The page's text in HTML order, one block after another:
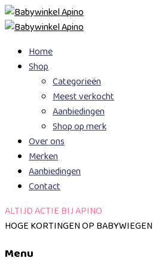
Skip Home
Shop
Categorieën
Meest verkocht
Aanbiedingen
Shop op merk
Over ons
Merken
Aanbiedingen
Contact
ALTIJD ACTIE BIJ APINO
HOGE KORTINGEN OP BABYWIEGEN
Menu